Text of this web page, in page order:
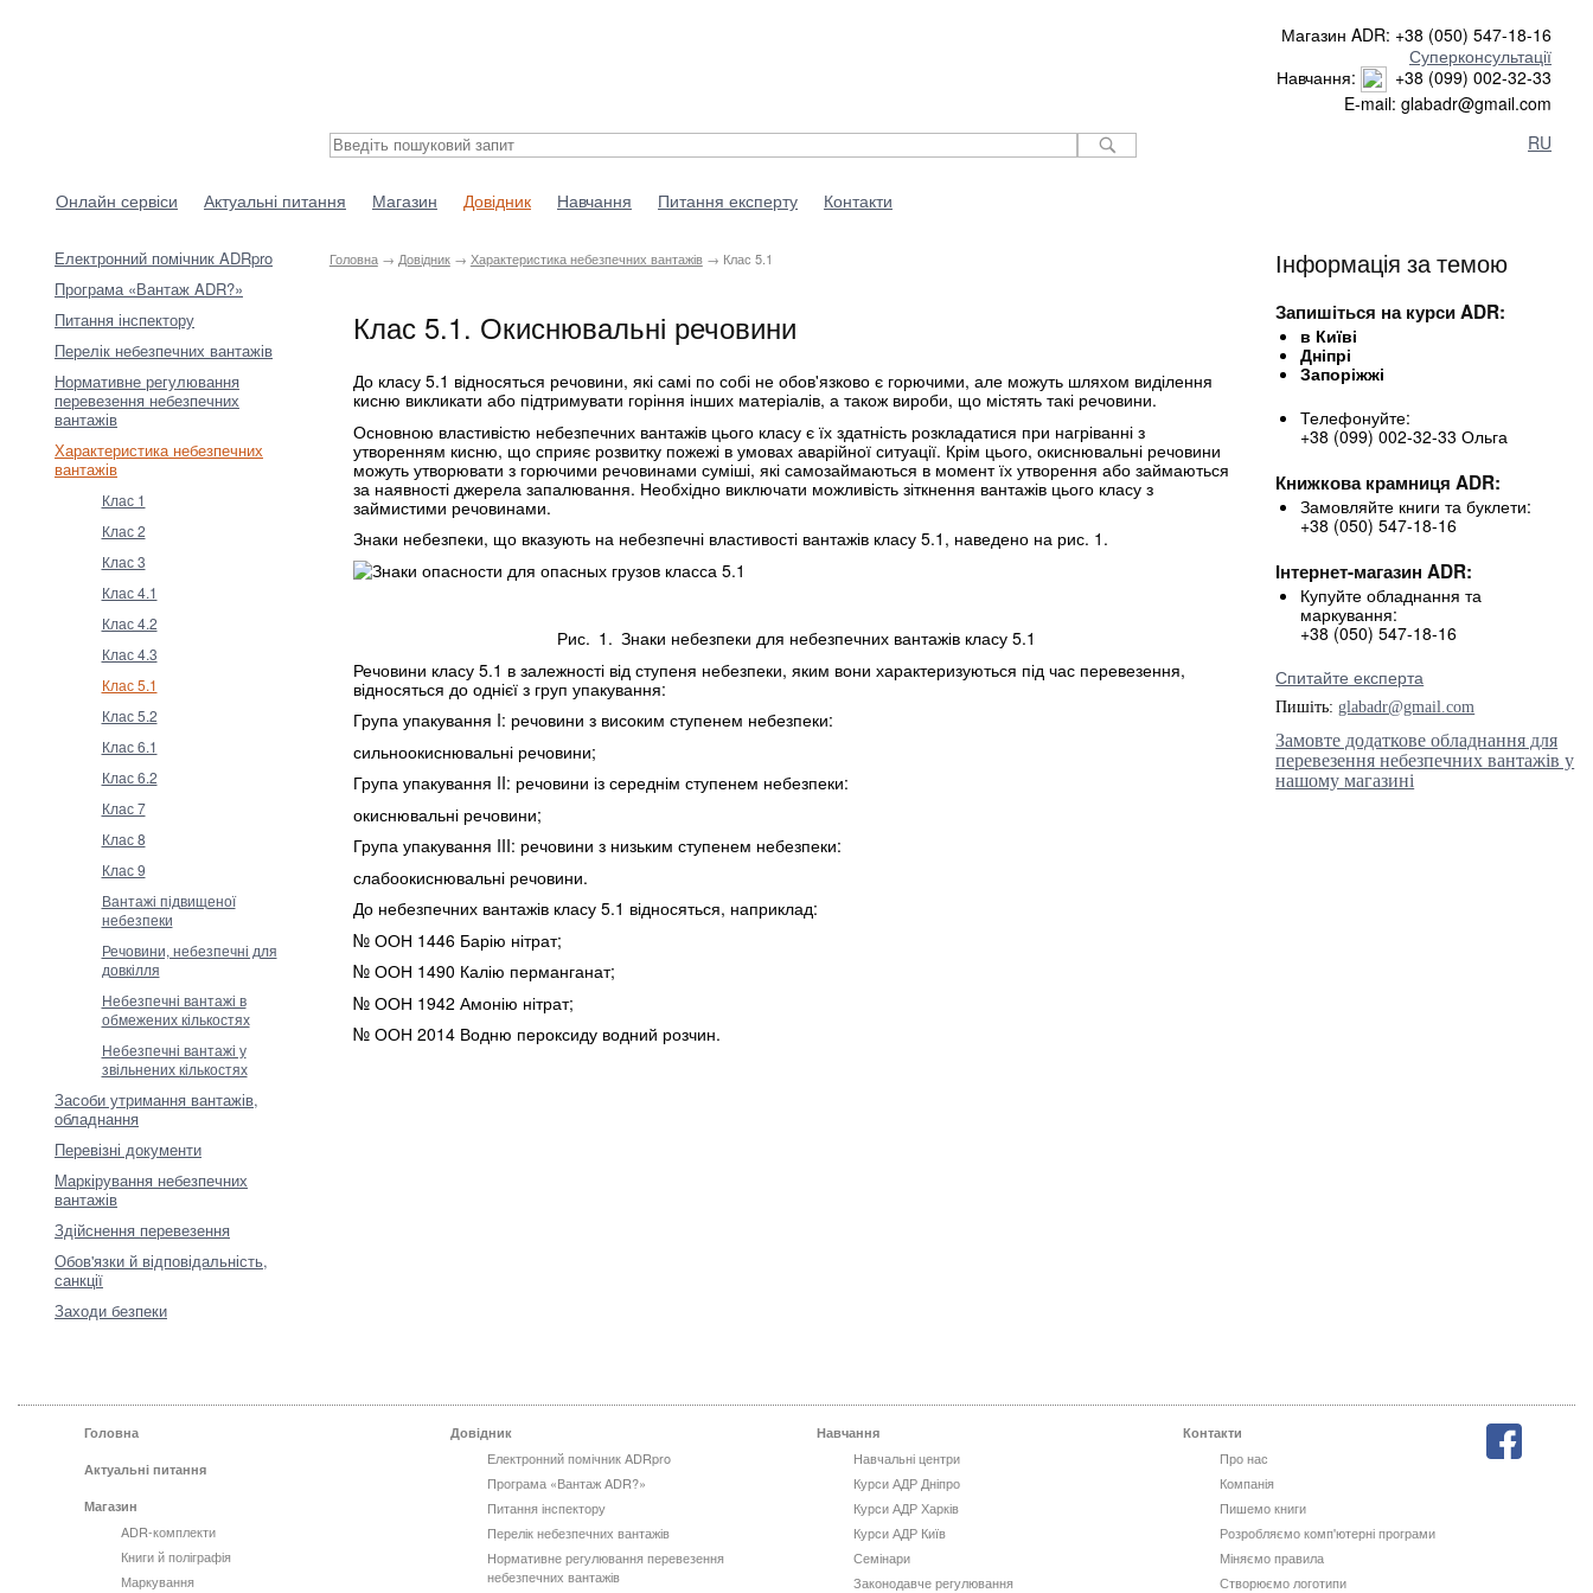
Магазин ADR: +38 (050) 547-18-16
Суперконсультації
Навчання:
+38 (099) 002-32-33
E-mail: glabadr@gmail.com
RU
Онлайн сервіси Актуальні питання Магазин Довідник Навчання Питання експерту Контакти
Електронний помічник ADRpro
Програма «Вантаж ADR?»
Питання інспектору
Перелік небезпечних вантажів
Нормативне регулювання
перевезення небезпечних
вантажів
Характеристика небезпечних
вантажів
Клас 1
Клас 2
Клас 3
Клас 4.1
Клас 4.2
Клас 4.3
Клас 5.1
Клас 5.2
Клас 6.1
Клас 6.2
Клас 7
Клас 8
Клас 9
Вантажі підвищеної
небезпеки
Речовини, небезпечні для
довкілля
Небезпечні вантажі в
обмежених кількостях
Небезпечні вантажі у
звільнених кількостях
Засоби утримання вантажів,
обладнання
Перевізні документи
Маркірування небезпечних
вантажів
Здійснення перевезення
Обов'язки й відповідальність,
санкції
Заходи безпеки
Головна→ Довідник→ Характеристика небезпечних вантажів→ Клас 5.1
Клас 5.1. Окиснювальні речовини
До класу 5.1 відносяться речовини, які самі по собі не обов'язково є горючими, але можуть шляхом виділення
кисню викликати або підтримувати горіння інших матеріалів, а також вироби, що містять такі речовини.
Основною властивістю небезпечних вантажів цього класу є їх здатність розкладатися при нагріванні з
утворенням кисню, що сприяє розвитку пожежі в умовах аварійної ситуації. Крім цього, окиснювальні речовини
можуть утворювати з горючими речовинами суміші, які самозаймаються в момент їх утворення або займаються
за наявності джерела запалювання. Необхідно виключати можливість зіткнення вантажів цього класу з
займистими речовинами.
Знаки небезпеки, що вказують на небезпечні властивості вантажів класу 5.1, наведено на рис. 1.
Рис. 1. Знаки небезпеки для небезпечних вантажів класу 5.1
Речовини класу 5.1 в залежності від ступеня небезпеки, яким вони характеризуються під час перевезення,
відносяться до однієї з груп упакування:
Група упакування I: речовини з високим ступенем небезпеки:
сильноокиснювальні речовини;
Група упакування II: речовини із середнім ступенем небезпеки:
окиснювальні речовини;
Група упакування III: речовини з низьким ступенем небезпеки:
слабоокиснювальні речовини.
До небезпечних вантажів класу 5.1 відносяться, наприклад:
№ ООН 1446 Барію нітрат;
№ ООН 1490 Калію перманганат;
№ ООН 1942 Амонію нітрат;
№ ООН 2014 Водню пероксиду водний розчин.
Інформація за темою
Запишіться на курси ADR:
в Київі
Дніпрі
Запоріжжі
Телефонуйте:
+38 (099) 002-32-33 Ольга
Книжкова крамниця ADR:
Замовляйте книги та буклети:
+38 (050) 547-18-16
Інтернет-магазин ADR:
Купуйте обладнання та
маркування:
+38 (050) 547-18-16
Спитайте експерта
Пишіть:glabadr@gmail.com
Замовте додаткове обладнання для
перевезення небезпечних вантажів у
нашому магазині
Головна
Актуальні питання
Магазин
ADR-комплекти
Книги й поліграфія
Маркування
Довідник
Електронний помічник ADRpro
Програма «Вантаж ADR?»
Питання інспектору
Перелік небезпечних вантажів
Нормативне регулювання перевезення
небезпечних вантажів
Навчання
Навчальні центри
Курси АДР Дніпро
Курси АДР Харків
Курси АДР Київ
Семінари
Законодавче регулювання
Контакти
Про нас
Компанія
Пишемо книги
Розробляємо комп'ютерні програми
Міняємо правила
Створюємо логотипи